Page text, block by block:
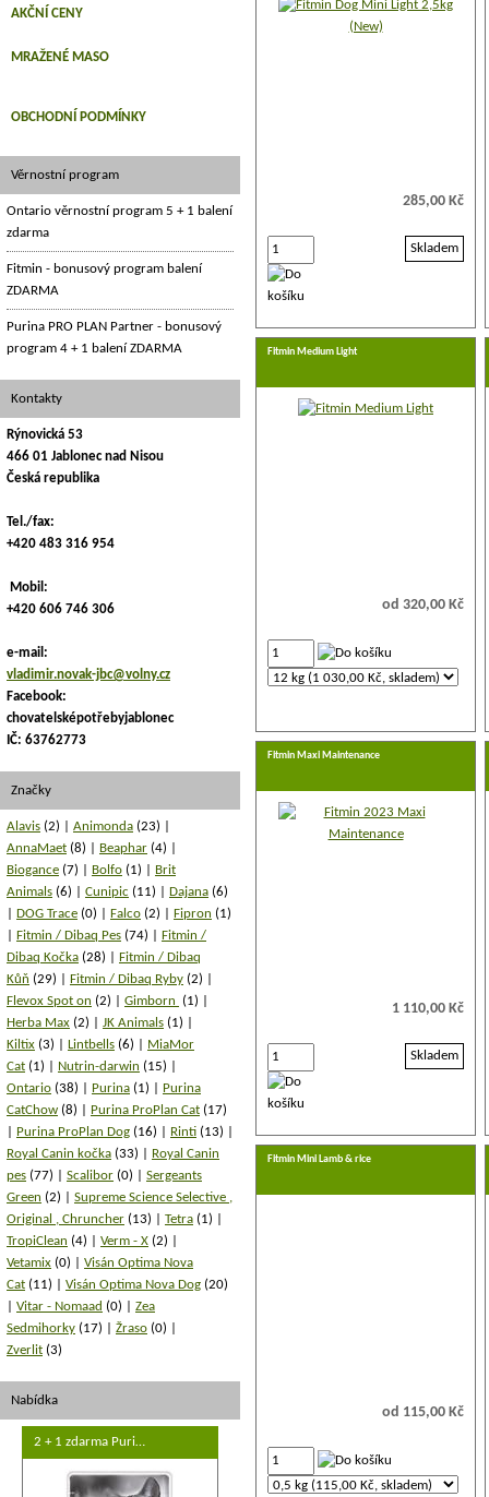
285,00 Kč
Skladem
Fitmin Medium Light
od 320,00 Kč
Fitmin Maxi Maintenance
1 110,00 Kč
Skladem
Fitmin Mini Lamb & rice
od 115,00 Kč
AKČNÍ CENY
MRAŽENÉ MASO
OBCHODNÍ PODMÍNKY
Věrnostní program
Ontario věrnostní program 5 + 1 balení
zdarma
Fitmin - bonusový program balení
ZDARMA
Purina PRO PLAN Partner - bonusový
program 4 + 1 balení ZDARMA
Kontakty
Rýnovická 53
466 01 Jablonec nad Nisou
Česká republika
Tel./fax:
+420 483 316 954
Mobil:
+420 606 746 306
e-mail:
vladimir.novak-jbc@volny.cz
Facebook:
chovatelsképotřebyjablonec
IČ: 63762773
Značky
Alavis (2) Animonda (23)
AnnaMaet (8) Beaphar (4)
Biogance (7) Bolfo (1)
Brit
Animals (6) Cunipic (11) Dajana (6)
DOG Trace (0) Falco (2) Fipron (1)
Fitmin / Dibaq Pes (74)
Fitmin /
Dibaq Kočka (28)
Fitmin / Dibaq
Kůň (29) Fitmin / Dibaq Ryby (2)
Flevox Spot on (2) Gimborn
(1)
Herba Max (2) JK Animals (1)
Kiltix (3) Lintbells (6)
MiaMor
Cat (1) Nutrin-darwin (15)
Ontario (38) Purina (1)
Purina
CatChow (8) Purina ProPlan Cat (17)
Purina ProPlan Dog (16) Rinti (13)
Royal Canin kočka (33)
Royal Canin
pes (77) Scalibor (0)
Sergeants
Green (2)
Supreme Science Selective ,
Original , Chruncher (13) Tetra (1)
TropiClean (4) Verm - X (2)
Vetamix (0)
Visán Optima Nova
Cat (11) Visán Optima Nova Dog (20)
Vitar - Nomaad (0)
Zea
Sedmihorky (17) Žraso (0)
Zverlit (3)
Nabídka
2 + 1 zdarma Puri…